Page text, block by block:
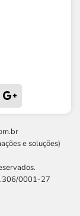
e soluções)
0001-27